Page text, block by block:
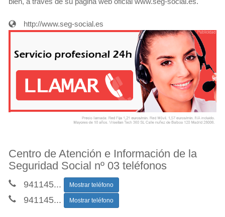
http://www.seg-social.es
Centro de Atención e Información de la
Seguridad Social nº 03 teléfonos
941145... Mostrar teléfono
941145... Mostrar teléfono